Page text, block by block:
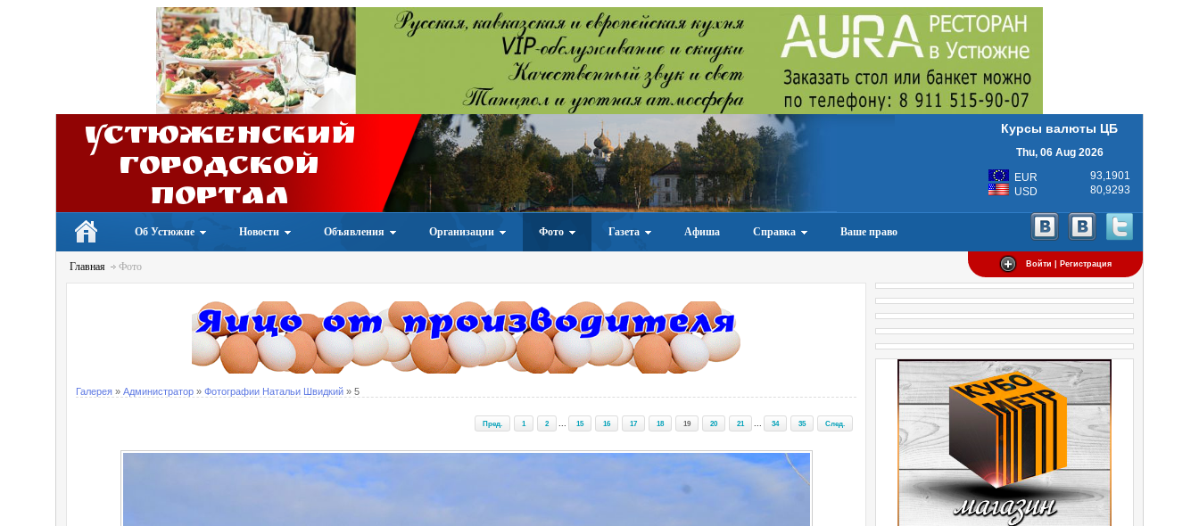
Устюженский
Городской
портал
Курсы валюты ЦБ
Thu, 06 Aug 2026
EUR
93,1901
USD
80,9293
Об Устюжне Новости Объявления Организации Фото Газета Афиша Справка Ваше право
Войти | Регистрация
Главная Фото
Галерея » Администратор » Фотографии Натальи Швидкий » 5
Пред. 1 2 ... 15 16 17 18 19 20 21 ... 34 35 След.